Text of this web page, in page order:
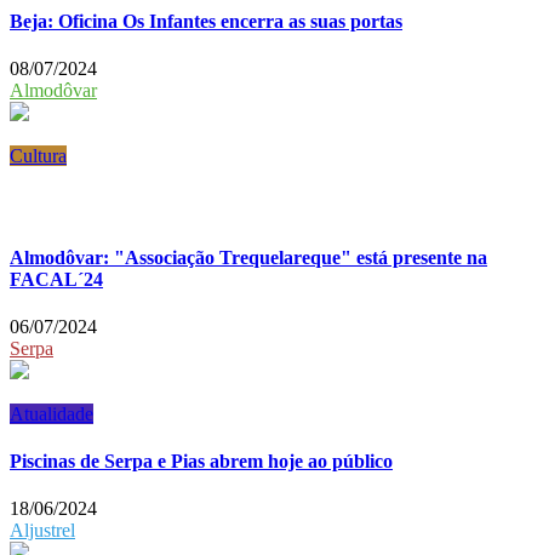
Beja: Oficina Os Infantes encerra as suas portas
08/07/2024
Almodôvar
Cultura
Almodôvar: "Associação Trequelareque" está presente na
FACAL´24
06/07/2024
Serpa
Atualidade
Piscinas de Serpa e Pias abrem hoje ao público
18/06/2024
Aljustrel